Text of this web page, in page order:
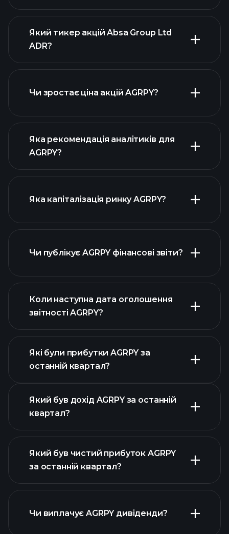
розширеній
Який тикер акцій Absa Group Ltd
ADR?
Чи зростає ціна акцій AGRPY?
діаграмі AGRPY
Яка рекомендація аналітиків для
AGRPY?
Яка капіталізація ринку AGRPY?
наш список акцій
Чи публікує AGRPY фінансові звіти?
фінансовими звітами AGRPY
Коли наступна дата оголошення
звітності AGRPY?
Які були прибутки AGRPY за
останній квартал?
прибутки AGRPY
Який був дохід AGRPY за останній
квартал?
Який був чистий прибуток AGRPY
за останній квартал?
Чи виплачує AGRPY дивіденди?